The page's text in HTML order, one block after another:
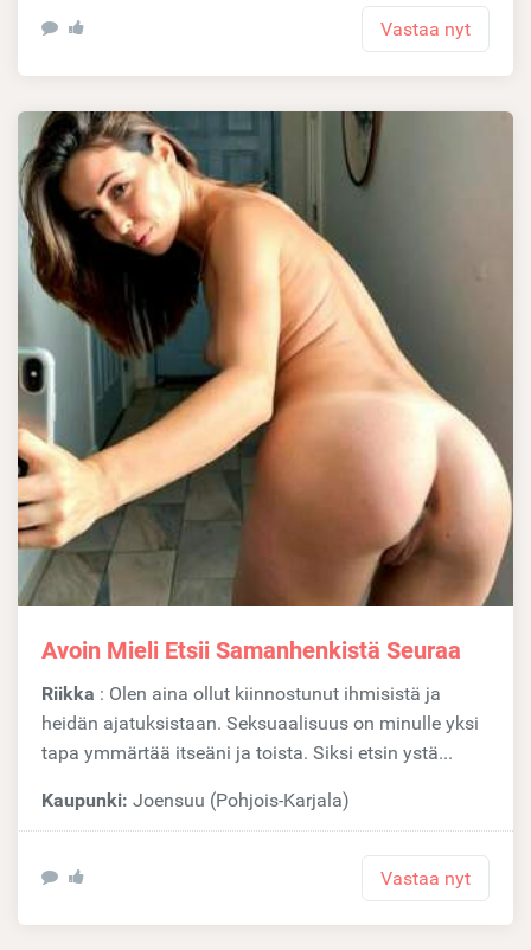
Vastaa nyt
Avoin Mieli Etsii Samanhenkistä Seuraa
Riikka : Olen aina ollut kiinnostunut ihmisistä ja
heidän ajatuksistaan. Seksuaalisuus on minulle yksi
tapa ymmärtää itseäni ja toista. Siksi etsin ystä...
Kaupunki: Joensuu (Pohjois-Karjala)
Vastaa nyt